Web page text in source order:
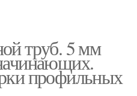
труб. 5 мм
профильных